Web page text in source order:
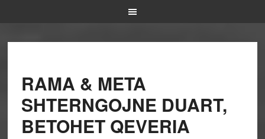
RAMA & META
SHTERNGOJNE DUART,
BETOHET QEVERIA